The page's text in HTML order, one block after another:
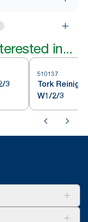
in...
3
510137
Tork
W1/2/3